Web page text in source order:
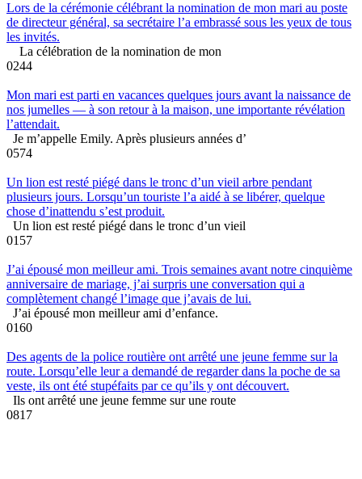
Lors de la cérémonie célébrant la nomination de mon mari au poste
de directeur général, sa secrétaire l’a embrassé sous les yeux de tous
les invités.
La célébration de la nomination de mon
0244
Mon mari est parti en vacances quelques jours avant la naissance de
nos jumelles — à son retour à la maison, une importante révélation
l’attendait.
Je m’appelle Emily. Après plusieurs années d’
0574
Un lion est resté piégé dans le tronc d’un vieil arbre pendant
plusieurs jours. Lorsqu’un touriste l’a aidé à se libérer, quelque
chose d’inattendu s’est produit.
Un lion est resté piégé dans le tronc d’un vieil
0157
J’ai épousé mon meilleur ami. Trois semaines avant notre cinquième
anniversaire de mariage, j’ai surpris une conversation qui a
complètement changé l’image que j’avais de lui.
J’ai épousé mon meilleur ami d’enfance.
0160
Des agents de la police routière ont arrêté une jeune femme sur la
route. Lorsqu’elle leur a demandé de regarder dans la poche de sa
veste, ils ont été stupéfaits par ce qu’ils y ont découvert.
Ils ont arrêté une jeune femme sur une route
0817